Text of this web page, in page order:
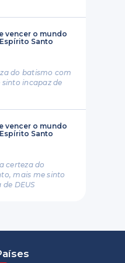
vencer o mundo
Santo
do batismo com
incapaz de
vencer o mundo
Santo
certeza do
mais me sinto
DEUS